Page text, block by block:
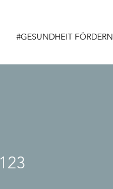
#GESUNDHEIT FÖRDERN